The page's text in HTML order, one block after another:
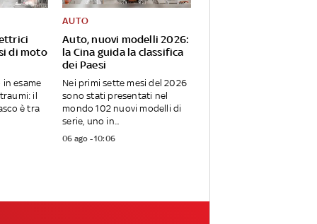
di moto
in esame
il
è tra
Auto, nuovi modelli 2026:
la Cina guida la classifica
dei Paesi
AUTO
Nei primi sette mesi del 2026
sono stati presentati nel
mondo 102 nuovi modelli di
serie, uno in...
06 ago - 10:06